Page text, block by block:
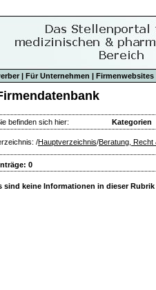
| Für Unternehmen | Firmenwebsites
befinden sich hier: Kategorien
/Hauptverzeichnis/Beratung, Recht
0
sind keine Informationen in dieser